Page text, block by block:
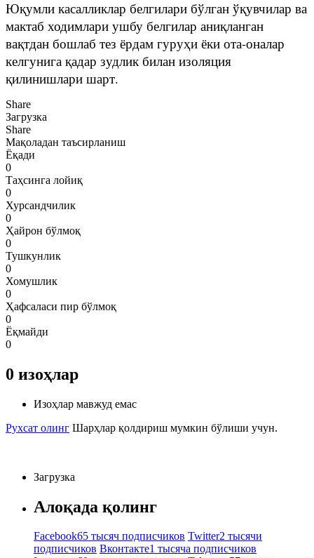
Юқумли касалликлар белгилари бўлган ўқувчилар ва
мактаб ходимлари ушбу белгилар аниқланган
вақтдан бошлаб тез ёрдам гуруҳи ёки ота-оналар
келгунига қадар зудлик билан изоляция
қилинишлари шарт.
Share
Загрузка
Share
Мақоладан таъсирланиш
Ёқади
0
Таҳсинга лойиқ
0
Хурсандчилик
0
Ҳайрон бўлмоқ
0
Тушкунлик
0
Хомушлик
0
Ҳафсаласи пир бўлмоқ
0
Ёқмайди
0
0 изоҳлар
Изоҳлар мавжуд емас
Рухсат олинг Шарҳлар қолдириш мумкин бўлиши учун.
Загрузка
Алоқада қолинг
Facebook65 тысяч подписчиков Twitter2 тысячи
подписчиков Вконтакте1 тысяча подписчиков